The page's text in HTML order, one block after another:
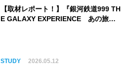
【取材レポート！】『銀河鉄道999 TH
E GALAXY EXPERIENCE あの旅
ム】
STUDY 2026.05.12